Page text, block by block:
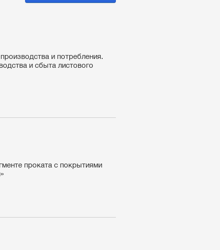
и потребления.
и сбыта листового
проката с покрытиями